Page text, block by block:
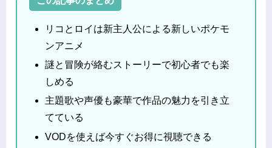
リコとロイは新主人公による新しいポケモ
ンアニメ
謎と冒険が絡むストーリーで初心者でも楽
しめる
主題歌や声優も豪華で作品の魅力を引き立
てている
VODを使えば今すぐお得に視聴できる